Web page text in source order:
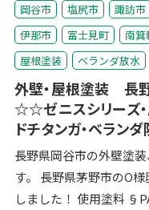
岡谷市 塩尻市 諏訪市
伊那市
富士見町 南箕
屋根塗装
ベランダ放水
外壁・屋根塗装 長
☆☆ゼニスシリーズ
ドチタンガ・ベラン
長野県岡谷市の外壁塗
す。 長野県茅野市のO様邸にて、外壁塗装・屋根塗装が完工
しました！ 使用塗料 §PAINT LINE（ペイント ライン）塗